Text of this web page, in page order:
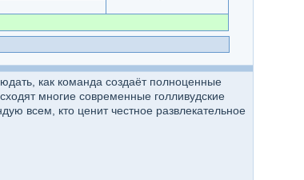
как команда создаёт полноценные
многие современные голливудские
всем, кто ценит честное развлекательное